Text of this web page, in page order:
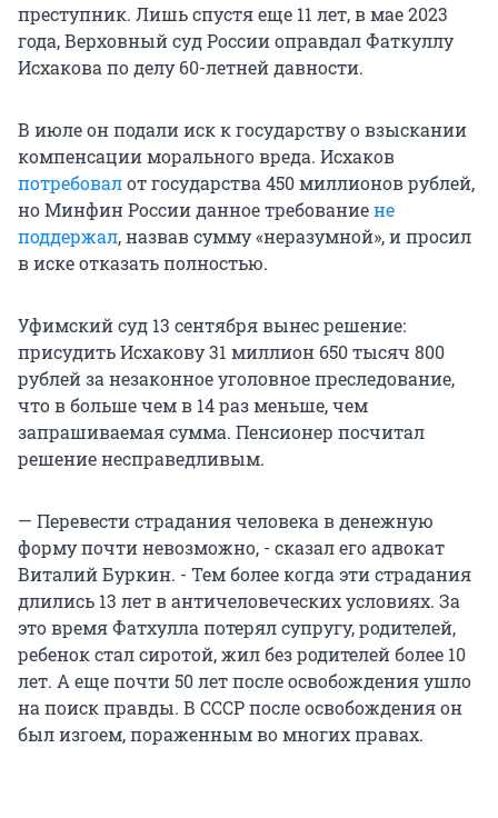
преступник. Лишь спустя еще 11 лет, в мае 2023
года, Верховный суд России оправдал Фаткуллу
Исхакова по делу 60-летней давности.
В июле он подали иск к государству о взыскании
компенсации морального вреда. Исхаков
потребовалот государства 450 миллионов рублей,
но Минфин России данное требованиене
поддержал, назвав сумму «неразумной», и просил
в иске отказать полностью.
Уфимский суд 13 сентября вынес решение:
присудить Исхакову 31 миллион 650 тысяч 800
рублей за незаконное уголовное преследование,
что в больше чем в 14 раз меньше, чем
запрашиваемая сумма. Пенсионер посчитал
решение несправедливым.
— Перевести страдания человека в денежную
форму почти невозможно, - сказал его адвокат
Виталий Буркин. - Тем более когда эти страдания
длились 13 лет в античеловеческих условиях. За
это время Фатхулла потерял супругу, родителей,
ребенок стал сиротой, жил без родителей более 10
лет. А еще почти 50 лет после освобождения ушло
на поиск правды. В СССР после освобождения он
был изгоем, пораженным во многих правах.